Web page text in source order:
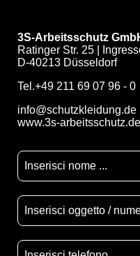
3S-Arbeitsschutz
Ratinger Str. 25 |
D-40213 Düsseldorf
Tel.+49 211 69 07 96 - 0
info@schutzkleidung.de
www.3s-arbeitsschutz.de